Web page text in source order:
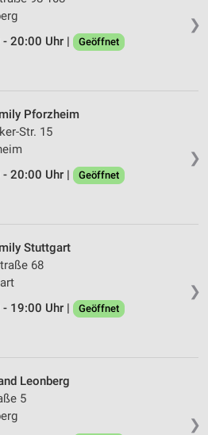
❯
20:00 Uhr |
Geöffnet
❯
Pforzheim
Str. 15
20:00 Uhr |
Geöffnet
❯
Stuttgart
68
19:00 Uhr |
Geöffnet
❯
Leonberg
5
Daten zur Auswahl von
zur Auswahl
Personalisierung
von Inhalten
durch Statistiken oder
der Angebote
zur Auswahl von